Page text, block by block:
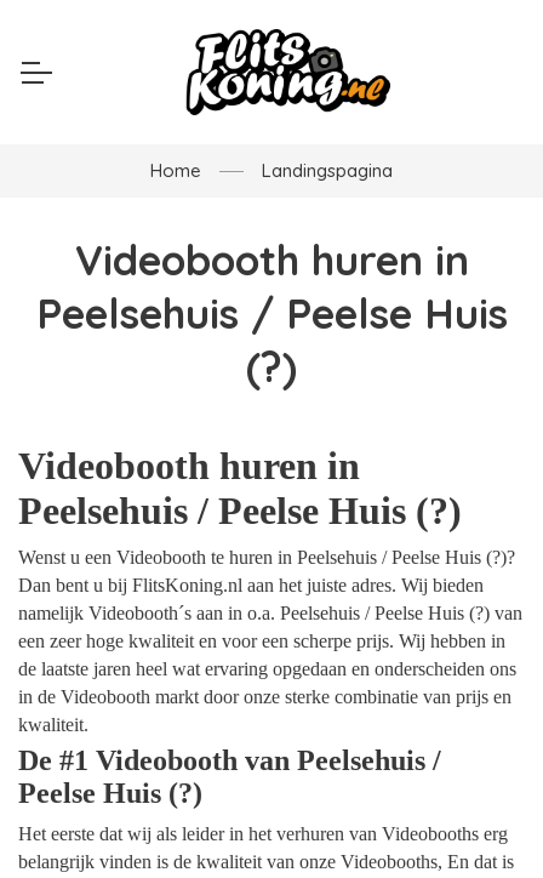
Home Landingspagina
Videobooth huren in
Peelsehuis / Peelse Huis
(?)
Videobooth huren in
Peelsehuis / Peelse Huis (?)
Wenst u een Videobooth te huren in Peelsehuis / Peelse Huis (?)?
Dan bent u bij FlitsKoning.nl aan het juiste adres. Wij bieden
namelijk Videobooth´s aan in o.a. Peelsehuis / Peelse Huis (?) van
een zeer hoge kwaliteit en voor een scherpe prijs. Wij hebben in
de laatste jaren heel wat ervaring opgedaan en onderscheiden ons
in de Videobooth markt door onze sterke combinatie van prijs en
kwaliteit.
De #1 Videobooth van Peelsehuis /
Peelse Huis (?)
Het eerste dat wij als leider in het verhuren van Videobooths erg
belangrijk vinden is de kwaliteit van onze Videobooths, En dat is